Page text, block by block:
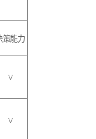
策能力
V
V